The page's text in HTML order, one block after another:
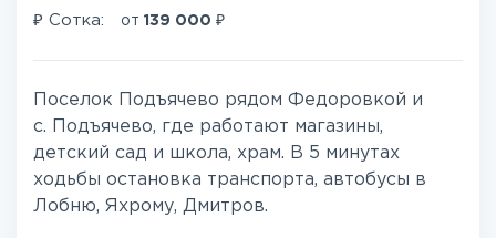
₽ Сотка: от 139 000 ₽
Поселок Подъячево рядом Федоровкой и
с. Подъячево, где работают магазины,
детский сад и школа, храм. В 5 минутах
ходьбы остановка транспорта, автобусы в
Лобню, Яхрому, Дмитров.